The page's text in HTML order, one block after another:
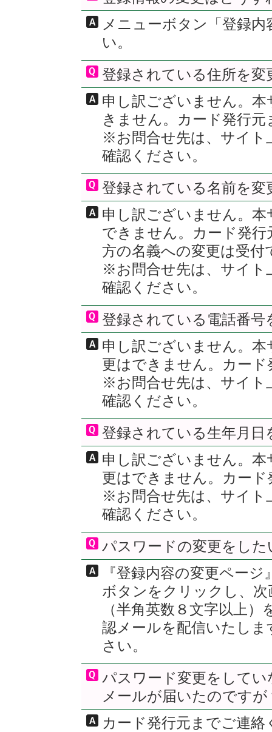
メニューボタン「登録
い。
登録されている住所を
申し訳ございません。
きません。カード発行
※お問合せ先は、サイト
確認ください。
登録されている名前を
申し訳ございません。
できません。カード発
方の名義への変更は受付
※お問合せ先は、サイト
確認ください。
登録されている電話番
申し訳ございません。
更はできません。カー
※お問合せ先は、サイト
確認ください。
登録されている生年月
申し訳ございません。
更はできません。カー
※お問合せ先は、サイト
確認ください。
パスワードの変更をし
『登録内容の変更ペー
ボタンをクリックし、
（半角英数８文字以上
認メールを配信いたし
さい。
パスワード変更をして
メールが届いたのですが
カード発行元までご連絡